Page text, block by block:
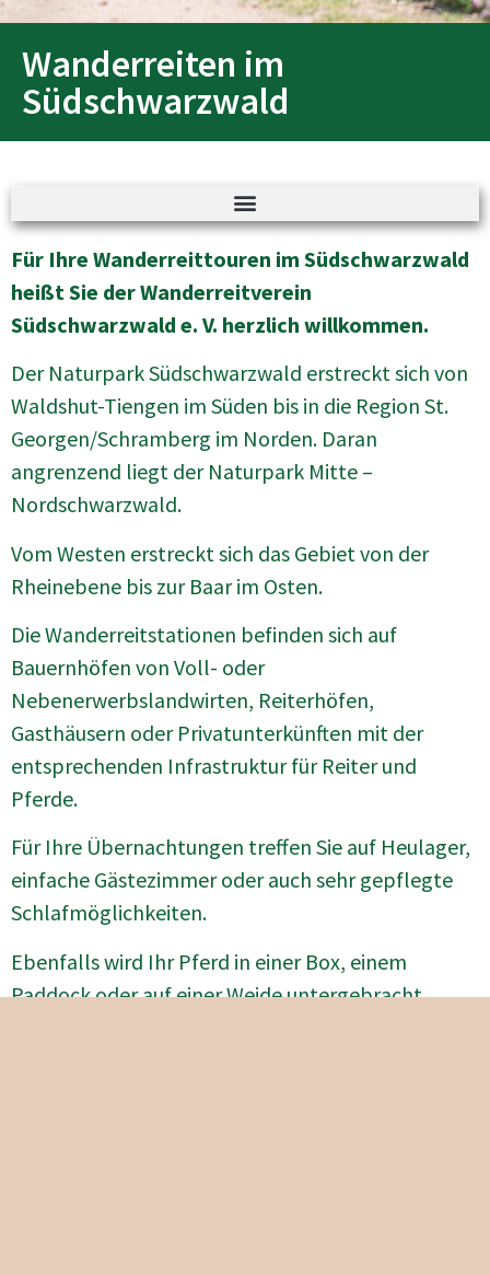
Wanderreiten im
Südschwarzwald
Für Ihre Wanderreittouren im Südschwarzwald
heißt Sie der Wanderreitverein
Südschwarzwald e. V. herzlich willkommen.
Der Naturpark Südschwarzwald erstreckt sich von
Waldshut-Tiengen im Süden bis in die Region St.
Georgen/Schramberg im Norden. Daran
angrenzend liegt der Naturpark Mitte –
Nordschwarzwald.
Vom Westen erstreckt sich das Gebiet von der
Rheinebene bis zur Baar im Osten.
Die Wanderreitstationen befinden sich auf
Bauernhöfen von Voll- oder
Nebenerwerbslandwirten, Reiterhöfen,
Gasthäusern oder Privatunterkünften mit der
entsprechenden Infrastruktur für Reiter und
Pferde.
Für Ihre Übernachtungen treffen Sie auf Heulager,
einfache Gästezimmer oder auch sehr gepflegte
Schlafmöglichkeiten.
Ebenfalls wird Ihr Pferd in einer Box, einem
Paddock oder auf einer Weide untergebracht.